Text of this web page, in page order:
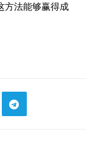
方法能够赢得成